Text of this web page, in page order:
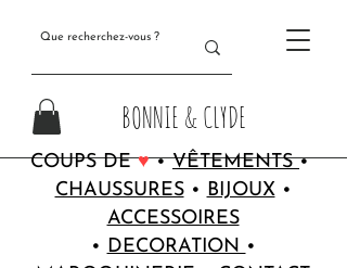
BONNIE & CLYDE
COUPS DE♥•VÊTEMENTS•
CHAUSSURES • BIJOUX•
ACCESSOIRES
• DECORATION •